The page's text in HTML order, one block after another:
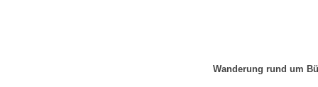
Wanderung rund um